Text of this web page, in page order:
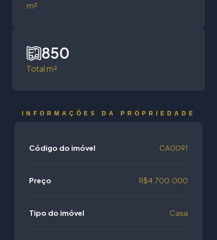
m²
Total m²
850
INFORMAÇÕES DA PROPRIEDADE
Código do imóvel CA0091
Preço R$4.700.000
Tipo do imóvel Casa